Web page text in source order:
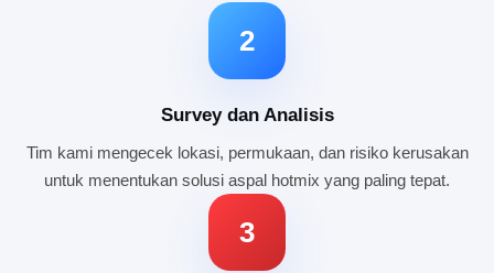
2
Survey dan Analisis
Tim kami mengecek lokasi, permukaan, dan risiko kerusakan
untuk menentukan solusi aspal hotmix yang paling tepat.
3